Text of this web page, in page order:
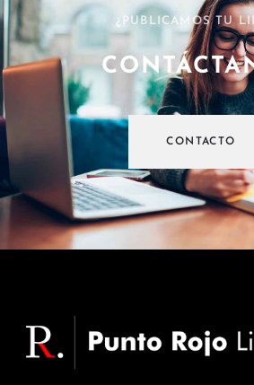
¿PUBLICAMOS TU
CONTACTO